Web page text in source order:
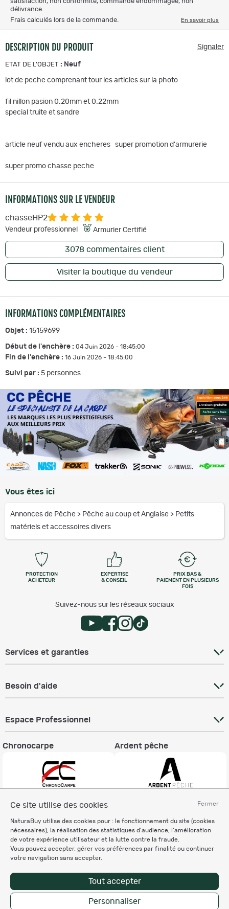
Fermer
Ce site utilise des cookies
NaturaBuy utilise des cookies pour : le fonctionnement du site (cookies
nécessaires), la réalisation des statistiques d'audience, l'amélioration
de votre expérience utilisateur et la lutte contre la fraude.
Vous pouvez accepter, gérer vos préférences par finalité ou continuer
votre navigation sans accepter.
Tout accepter
Personnaliser
délivrance.
Frais calculés lors de la commande.
En savoir plus
DESCRIPTION DU PRODUIT Signaler
ETAT DE L'OBJET : Neuf
lot de peche comprenant tour les articles sur la photo
fil nillon pasion 0.20mm et 0.22mm
special truite et sandre
article neuf vendu aux encheres super promotion d'armurerie
super promo chasse peche
INFORMATIONS SUR LE VENDEUR
chasseHP2
Vendeur professionnel Armurier Certifié
3078commentaires client
Visiter la boutique du vendeur
INFORMATIONS COMPLÉMENTAIRES
Objet : 15159699
Début de l'enchère : 04 Juin 2026 - 18:45:00
Fin de l'enchère : 16 Juin 2026 - 18:45:00
Suivi par : 5 personnes
Vous êtes ici
Annonces de Pêche > Pêche au coup et Anglaise > Petits
matériels et accessoires divers
PROTECTION
ACHETEUR
EXPERTISE
& CONSEIL
PRIX BAS &
PAIEMENT EN PLUSIEURS
FOIS
Suivez-nous sur les réseaux sociaux
Services et garanties
Besoin d'aide
Espace Professionnel
Chronocarpe Ardent pêche
Charte éthique
Mentions légales
Règlement & Conditions d'utilisation
Politique de protection
des données personnelles
Personnalisation des cookies